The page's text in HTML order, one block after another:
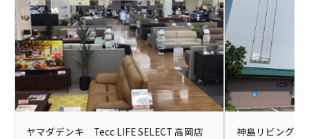
ヤマダデンキ Tecc LIFE SELECT 高岡店
神島リビング